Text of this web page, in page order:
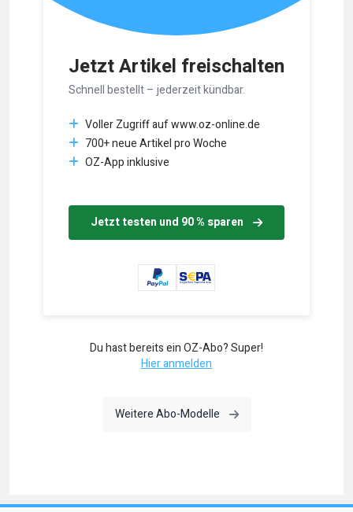
Jetzt Artikel freischalten
Schnell bestellt – jederzeit kündbar.
Voller Zugriff auf www.oz-online.de
700+ neue Artikel pro Woche
OZ-App inklusive
Jetzt testen und 90 % sparen
Du hast bereits ein OZ-Abo? Super!
Hier anmelden
Weitere Abo-Modelle